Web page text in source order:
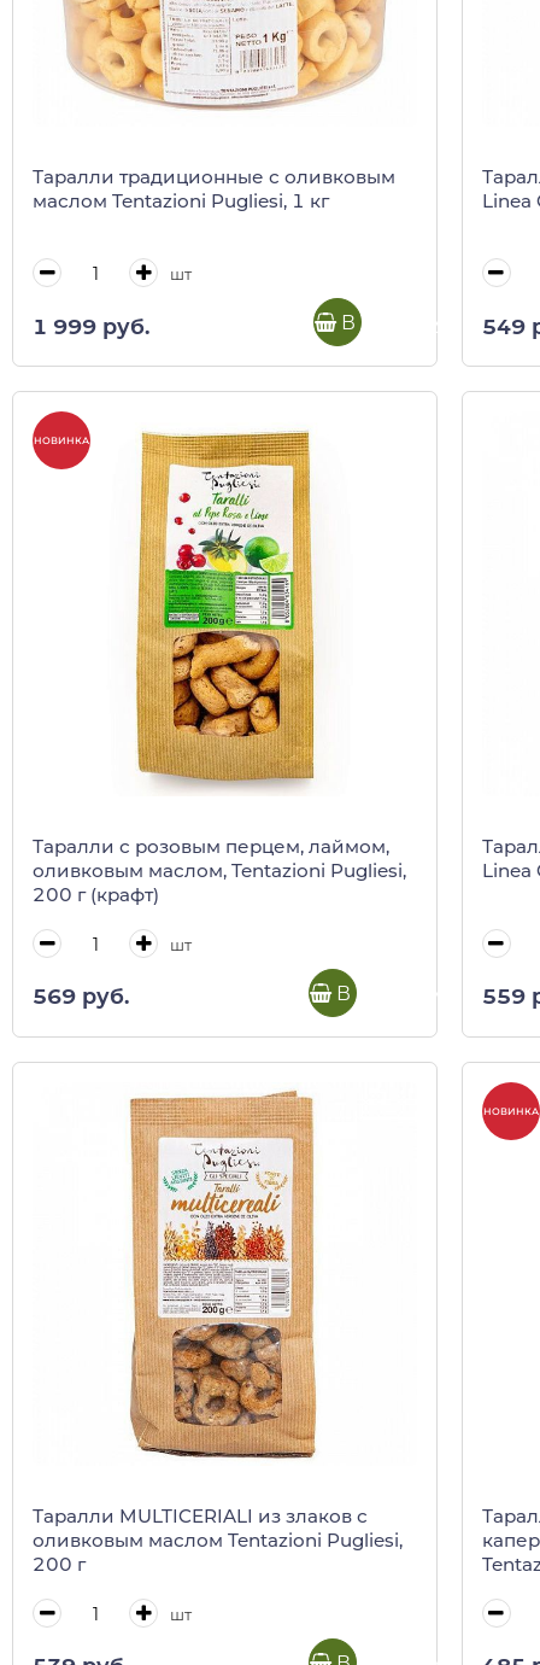
Таралли традиционные с оливковым
маслом Tentazioni Pugliesi, 1 кг
шт
1 999 руб. В корзину
Linea
549
НОВИНКА
Таралли с розовым перцем, лаймом,
оливковым маслом, Tentazioni Pugliesi,
200 г (крафт)
шт
569 руб. В корзину
Linea
559
Таралли MULTICERIALI из злаков с
оливковым маслом Tentazioni Pugliesi,
200 г
шт
НОВИНКА